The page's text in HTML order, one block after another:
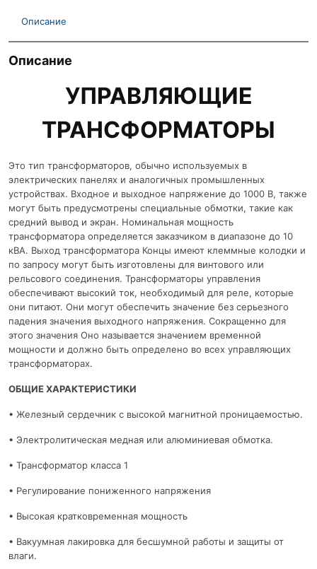
Описание
Описание
УПРАВЛЯЮЩИЕ
ТРАНСФОРМАТОРЫ
Это тип трансформаторов, обычно используемых в
электрических панелях и аналогичных промышленных
устройствах. Входное и выходное напряжение до 1000 В, также
могут быть предусмотрены специальные обмотки, такие как
средний вывод и экран. Номинальная мощность
трансформатора определяется заказчиком в диапазоне до 10
кВА. Выход трансформатора Концы имеют клеммные колодки и
по запросу могут быть изготовлены для винтового или
рельсового соединения. Трансформаторы управления
обеспечивают высокий ток, необходимый для реле, которые
они питают. Они могут обеспечить значение без серьезного
падения значения выходного напряжения. Сокращенно для
этого значения Оно называется значением временной
мощности и должно быть определено во всех управляющих
трансформаторах.
ОБЩИЕ ХАРАКТЕРИСТИКИ
• Железный сердечник с высокой магнитной проницаемостью.
• Электролитическая медная или алюминиевая обмотка.
• Трансформатор класса 1
• Регулирование пониженного напряжения
• Высокая кратковременная мощность
• Вакуумная лакировка для бесшумной работы и защиты от
влаги.